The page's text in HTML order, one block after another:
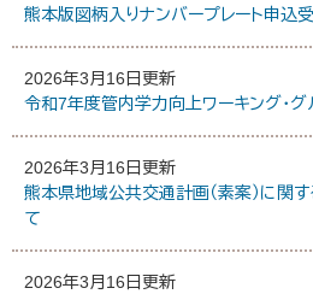
熊本版図柄入りナンバープレート申込
2026年3月16日更新
令和7年度管内学力向上ワーキング・
2026年3月16日更新
熊本県地域公共交通計画（素案）に関
て
2026年3月16日更新